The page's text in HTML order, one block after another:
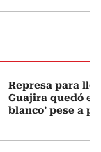
Represa para
Guajira quedó en
blanco’ pese a